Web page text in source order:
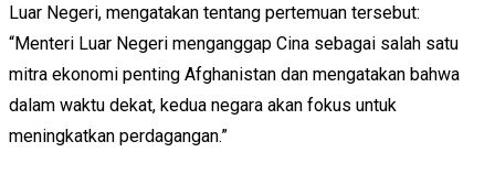
Luar Negeri, mengatakan tentang pertemuan tersebut:
“Menteri Luar Negeri menganggap Cina sebagai salah satu
mitra ekonomi penting Afghanistan dan mengatakan bahwa
dalam waktu dekat, kedua negara akan fokus untuk
meningkatkan perdagangan.”